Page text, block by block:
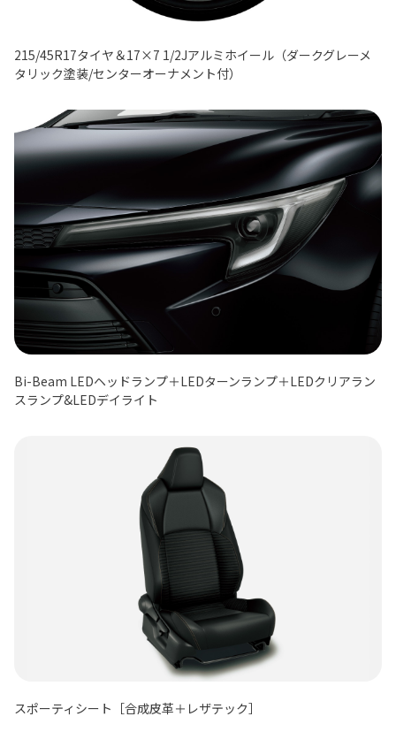
215/45R17タイヤ＆17×7 1/2Jアルミホイール（ダークグレーメ
タリック塗装/センターオーナメント付）
Bi-Beam LEDヘッドランプ＋LEDターンランプ＋LEDクリアラン
スランプ&LEDデイライト
スポーティシート［合成皮革＋レザテック］